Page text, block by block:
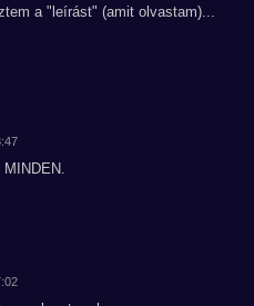
a "leírást" (amit olvastam)...